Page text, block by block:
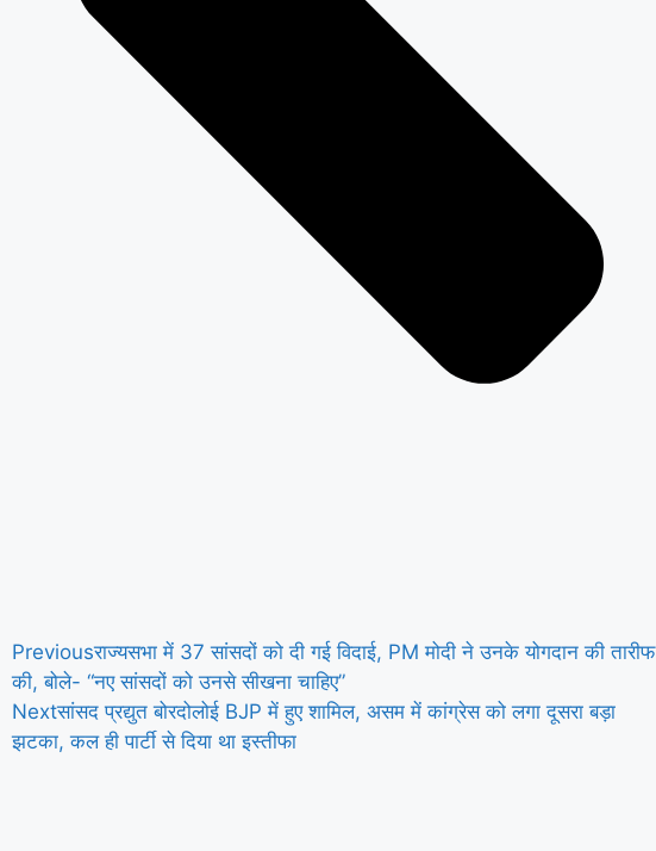
Previousराज्यसभा में 37 सांसदों को दी गई विदाई, PM मोदी ने उनके योगदान की तारीफ
की, बोले- “नए सांसदों को उनसे सीखना चाहिए”
Nextसांसद प्रद्युत बोरदोलोई BJP में हुए शामिल, असम में कांग्रेस को लगा दूसरा बड़ा
झटका, कल ही पार्टी से दिया था इस्तीफा